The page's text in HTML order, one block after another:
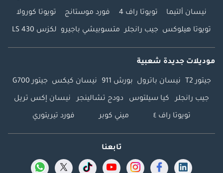
نيسان ألتيما تويوتا راف 4 فورد موستانج تويوتا كورولا
تويوتا هيلوكس جيب رانجلر متسوبيشي باجيرو لكزس LS 430
موديلات جديدة شعبية
جيتور T2 نيسان باترول بورش 911 نيسان كيكس جيتور G700
جيب رانجلر كيا سيلتوس دودج تشالينجر نيسان إكس تريل
تويوتا راف ٤ ميني كوبر فورد تيريتوري
تابعنا